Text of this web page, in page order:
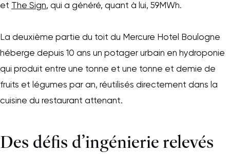
et The Sign, qui a généré, quant à lui, 59MWh.
La deuxième partie du toit du Mercure Hotel Boulogne
héberge depuis 10 ans un potager urbain en hydroponie
qui produit entre une tonne et une tonne et demie de
fruits et légumes par an, réutilisés directement dans la
cuisine du restaurant attenant.
Des défis d’ingénierie relevés